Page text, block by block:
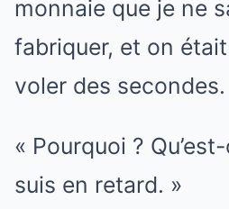
monnaie que je ne
fabriquer, et on
voler des secondes.
« Pourquoi ?
suis en retard. »